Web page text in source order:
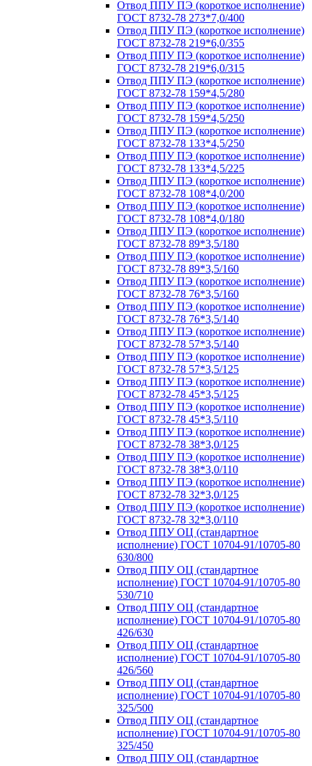
Отвод ППУ ПЭ (короткое исполнение)
ГОСТ 8732-78 273*7,0/400
Отвод ППУ ПЭ (короткое исполнение)
ГОСТ 8732-78 219*6,0/355
Отвод ППУ ПЭ (короткое исполнение)
ГОСТ 8732-78 219*6,0/315
Отвод ППУ ПЭ (короткое исполнение)
ГОСТ 8732-78 159*4,5/280
Отвод ППУ ПЭ (короткое исполнение)
ГОСТ 8732-78 159*4,5/250
Отвод ППУ ПЭ (короткое исполнение)
ГОСТ 8732-78 133*4,5/250
Отвод ППУ ПЭ (короткое исполнение)
ГОСТ 8732-78 133*4,5/225
Отвод ППУ ПЭ (короткое исполнение)
ГОСТ 8732-78 108*4,0/200
Отвод ППУ ПЭ (короткое исполнение)
ГОСТ 8732-78 108*4,0/180
Отвод ППУ ПЭ (короткое исполнение)
ГОСТ 8732-78 89*3,5/180
Отвод ППУ ПЭ (короткое исполнение)
ГОСТ 8732-78 89*3,5/160
Отвод ППУ ПЭ (короткое исполнение)
ГОСТ 8732-78 76*3,5/160
Отвод ППУ ПЭ (короткое исполнение)
ГОСТ 8732-78 76*3,5/140
Отвод ППУ ПЭ (короткое исполнение)
ГОСТ 8732-78 57*3,5/140
Отвод ППУ ПЭ (короткое исполнение)
ГОСТ 8732-78 57*3,5/125
Отвод ППУ ПЭ (короткое исполнение)
ГОСТ 8732-78 45*3,5/125
Отвод ППУ ПЭ (короткое исполнение)
ГОСТ 8732-78 45*3,5/110
Отвод ППУ ПЭ (короткое исполнение)
ГОСТ 8732-78 38*3,0/125
Отвод ППУ ПЭ (короткое исполнение)
ГОСТ 8732-78 38*3,0/110
Отвод ППУ ПЭ (короткое исполнение)
ГОСТ 8732-78 32*3,0/125
Отвод ППУ ПЭ (короткое исполнение)
ГОСТ 8732-78 32*3,0/110
Отвод ППУ ОЦ (стандартное
исполнение) ГОСТ 10704-91/10705-80
630/800
Отвод ППУ ОЦ (стандартное
исполнение) ГОСТ 10704-91/10705-80
530/710
Отвод ППУ ОЦ (стандартное
исполнение) ГОСТ 10704-91/10705-80
426/630
Отвод ППУ ОЦ (стандартное
исполнение) ГОСТ 10704-91/10705-80
426/560
Отвод ППУ ОЦ (стандартное
исполнение) ГОСТ 10704-91/10705-80
325/500
Отвод ППУ ОЦ (стандартное
исполнение) ГОСТ 10704-91/10705-80
325/450
Отвод ППУ ОЦ (стандартное